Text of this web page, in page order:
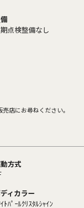
点検整備なし
店にお尋ねください。
方式
ィカラー
ﾄﾊﾟｰﾙｸﾘｽﾀﾙｼｬｲﾝ